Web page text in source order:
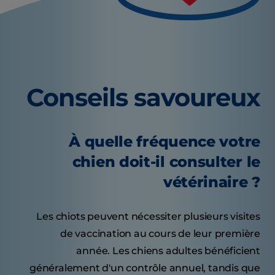
Conseils savoureux
À quelle fréquence votre
chien doit-il consulter le
vétérinaire ?
Les chiots peuvent nécessiter plusieurs visites
de vaccination au cours de leur première
année. Les chiens adultes bénéficient
généralement d'un contrôle annuel, tandis que